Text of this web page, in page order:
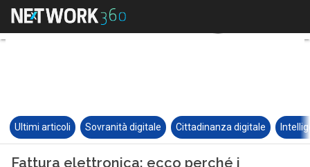
Ultimi articoli Sovranità digitale Cittadinanza digitale
Fattura elettronica: ecco perché i